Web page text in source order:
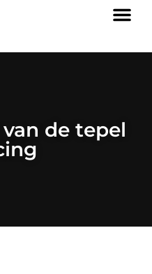
de tepel